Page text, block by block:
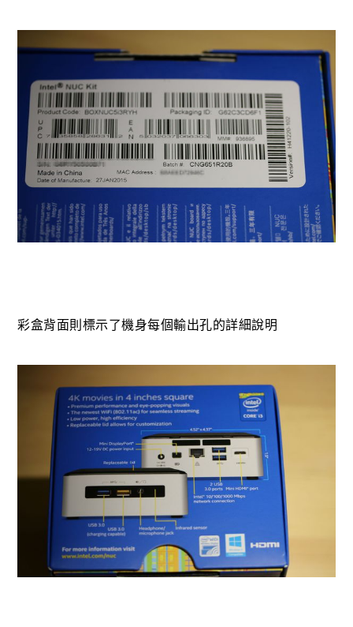
彩盒背面則標示了機身每個輸出孔的詳細說明